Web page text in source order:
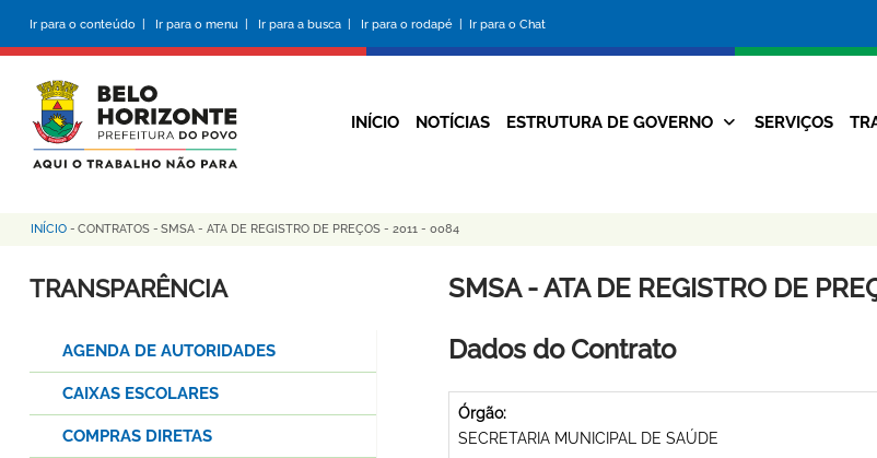
conteúdo
principal
Ir para o conteúdo | Ir para o menu | Ir para a busca | Ir para o rodapé | Ir para o Chat
da
Prefeitura
Navegação
INÍCIO NOTÍCIAS ESTRUTURA DE GOVERNO SERVIÇOS
Trilha
de
INÍCIO - CONTRATOS - SMSA - ATA DE REGISTRO DE PREÇOS - 2011 - 0084
SMSA - ATA DE REGISTRO DE
Dados do Contrato
Órgão:
SECRETARIA MUNICIPAL DE SAÚDE
TRANSPARÊNCIA
AGENDA DE AUTORIDADES
CAIXAS ESCOLARES
COMPRAS DIRETAS